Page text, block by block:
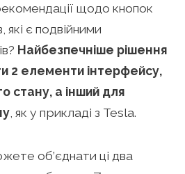
щодо кнопок
які є подвійними
Найбезпечніше рішення
2 елементи інтерфейсу,
стану, а інший для
, як у прикладі з Tesla.
об’єднати ці два